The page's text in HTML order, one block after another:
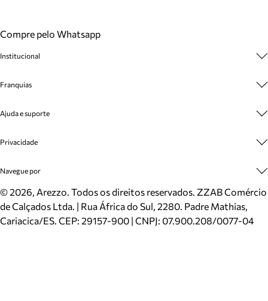
Compre pelo Whatsapp
Institucional
Cashback
Venda Corporativa
Mapa do Site
Inverno
Mundo Arezzo
Franquias
Plano de Negócio
Ajuda e suporte
Cadastro
Meus Pedidos
Trocas e Devoluções
Cartão Presente
Localizador de lojas
Privacidade
Politica e Privacidade
Navegue por
Sapatos
Bolsas
Scarpins
©2026, Arezzo. Todos os direitos reservados. ZZAB Comércio
de Calçados Ltda. | Rua África do Sul, 2280. Padre Mathias,
Cariacica/ES. CEP: 29157-900 | CNPJ: 07.900.208/0077-04